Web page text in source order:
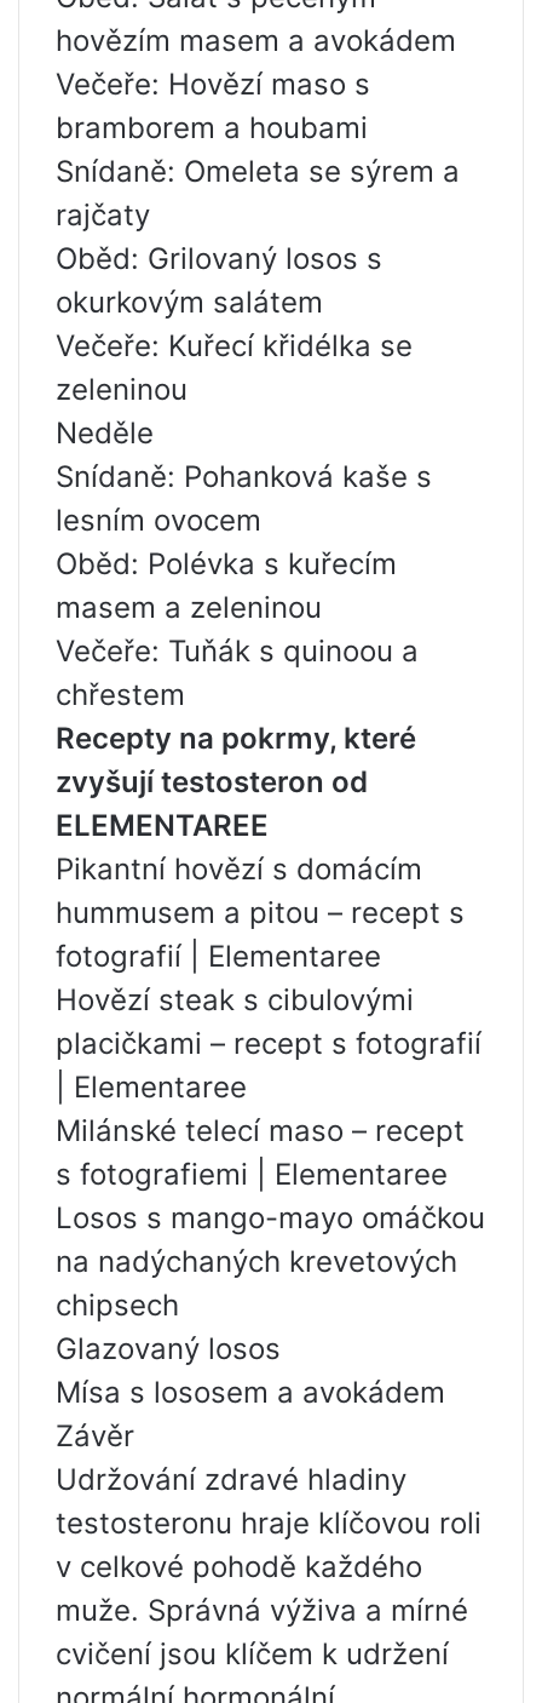
hovězím masem a avokádem
Večeře: Hovězí maso s
bramborem a houbami
Snídaně: Omeleta se sýrem a
rajčaty
Oběd: Grilovaný losos s
okurkovým salátem
Večeře: Kuřecí křidélka se
zeleninou
Neděle
Snídaně: Pohanková kaše s
lesním ovocem
Oběd: Polévka s kuřecím
masem a zeleninou
Večeře: Tuňák s quinoou a
chřestem
Recepty na pokrmy, které
zvyšují testosteron od
ELEMENTAREE
Pikantní hovězí s domácím
hummusem a pitou – recept s
fotografií | Elementaree
Hovězí steak s cibulovými
placičkami – recept s fotografií
| Elementaree
Milánské telecí maso – recept
s fotografiemi | Elementaree
Losos s mango-mayo omáčkou
na nadýchaných krevetových
chipsech
Glazovaný losos
Mísa s lososem a avokádem
Závěr
Udržování zdravé hladiny
testosteronu hraje klíčovou roli
v celkové pohodě každého
muže. Správná výživa a mírné
cvičení jsou klíčem k udržení